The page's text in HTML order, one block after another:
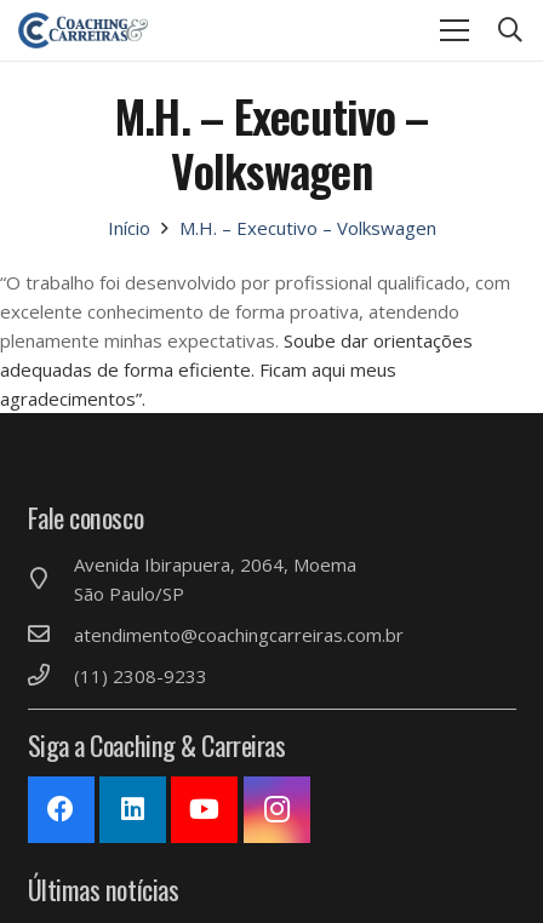
M.H. – Executivo –
Volkswagen
Início M.H. – Executivo – Volkswagen
“O trabalho foi desenvolvido por profissional qualificado, com
excelente conhecimento de forma proativa, atendendo
plenamente minhas expectativas. Soube dar orientações
adequadas de forma eficiente. Ficam aqui meus
agradecimentos”.
Fale conosco
Avenida Ibirapuera, 2064, Moema
São Paulo/SP
atendimento@coachingcarreiras.com.br
(11) 2308-9233
Siga a Coaching & Carreiras
Últimas notícias